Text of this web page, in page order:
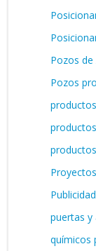
Pozos
Pozos
puertas y
químicos